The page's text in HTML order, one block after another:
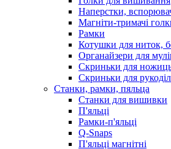
Наперстки,
Магніти-тримачі
Рамки
Котушки для ниток,
Органайзери для
Скриньки для
Скриньки для
Станки, рамки, пяльца
Станки для вишивки
П'яльці
Рамки-п'яльці
Q-Snaps
П'яльці магнітні